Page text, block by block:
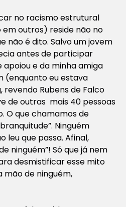
no racismo estrutural
outros) reside não no
não é dito. Salvo um jovem
antes de participar
e da minha amiga
(enquanto eu estava
, revendo Rubens de Falco
de outras mais 40 pessoas
O que chamamos de
Ninguém
leu que passa. Afinal,
ninguém”! Só que já nem
desmistificar esse mito
mão de ninguém,